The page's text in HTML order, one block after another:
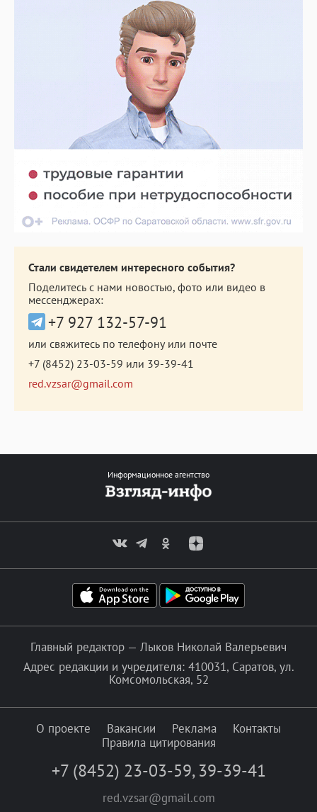
Стали свидетелем интересного события?
Поделитесь с нами новостью, фото или видео в
мессенджерах:
+7 927 132-57-91
или свяжитесь по телефону или почте
+7 (8452) 23-03-59 или 39-39-41
red.vzsar@gmail.com
Информационное агентство
Главный редактор — Лыков Николай Валерьевич
Адрес редакции и учредителя: 410031, Саратов, ул.
Комсомольская, 52
О проекте Вакансии Реклама
Контакты
Правила цитирования
+7 (8452) 23-03-59, 39-39-41
red.vzsar@gmail.com